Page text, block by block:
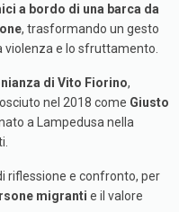
a bordo di una barca da
, trasformando un gesto
e lo sfruttamento.
di Vito Fiorino,
nel 2018 come Giusto
a Lampedusa nella
riflessione e confronto, per
migranti e il valore